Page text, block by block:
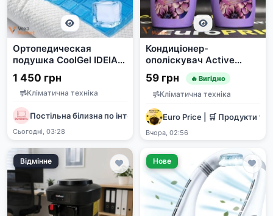
Ортопедическая
подушка CoolGel IDEIA
60x40x11/9 см с
охлаждающим гелем
1 450 грн
Кліматична техніка
Постільна білизна по інтернет цінам. Наш інстаграм dotexstil
Сьогодні, 03:28
Кондиціонер-
ополіскувач Active
Саммер Тач 1000мл
59 грн 🔥 Вигідно
Кліматична техніка
Euro Price | 🛒 Продукти та
Вчора, 02:56
Відмінне Нове